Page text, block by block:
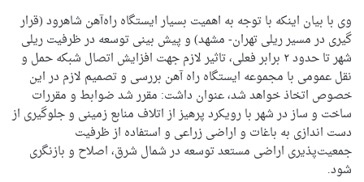
وی با بیان اینکه با توجه به اهمیت بسیار ایستگاه راه‌آهن شاهرود (قرار
گیری در مسیر ریلی تهران- مشهد) و پیش بینی توسعه در ظرفیت ریلی
شهر تا حدود ۲ برابر فعلی، تاثیر لازم جهت افزایش اتصال شبکه حمل و
نقل عمومی با مجموعه ایستگاه راه آهن بررسی و تصمیم لازم در این
خصوص اتخاذ خواهد شد، عنوان داشت: مقرر شد ضوابط و مقررات
ساخت و ساز در شهر با رویکرد پرهیز از اتلاف منابع زمینی و جلوگیری از
دست اندازی به باغات و اراضی زراعی و استفاده از ظرفیت
جمعیت‌پذیری اراضی مستعد توسعه در شمال شرق، اصلاح و بازنگری
شود.